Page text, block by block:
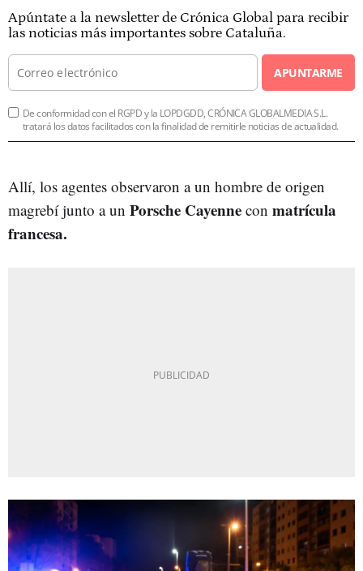
Apúntate a la newsletter de Crónica Global para recibir
las noticias más importantes sobre Cataluña.
APUNTARME
De conformidad con el RGPD y la LOPDGDD, CRÓNICA GLOBALMEDIA S.L.
tratará los datos facilitados con la finalidad de remitirle noticias de actualidad.
Allí, los agentes observaron a un hombre de origen
magrebí junto a un Porsche Cayenne con matrícula
francesa.